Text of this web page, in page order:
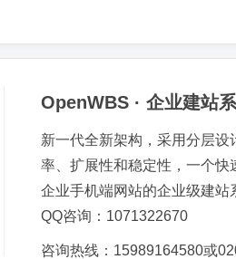
OpenWBS · 企业建站
新一代全新架构，采用分层设
率、扩展性和稳定性，一个快
企业手机端网站的企业级建站
QQ咨询：1071322670
咨询热线：15989164580或